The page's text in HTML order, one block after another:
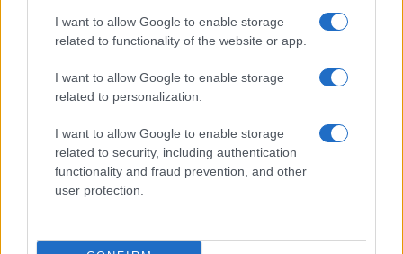
I want to allow Google to enable storage
related to functionality of the website or app.
I want to allow Google to enable storage
related to personalization.
I want to allow Google to enable storage
related to security, including authentication
functionality and fraud prevention, and other
user protection.
chi scrive,
Berlusconi doveva per forza essere il
“corrotto”, il “mafioso”, “il Caimano”, e poi “il
spazzatura”, eccetera, eccetera, eccetera. O la
pensavi così o eri un reietto.
rivoluzionario era osteggiare tutto questo astio
“per partito preso”.Si diventava un po’
berlusconiani per non finire antiberlusconiani